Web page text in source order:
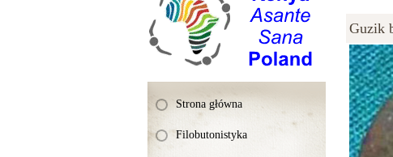
Strona główna
Filobutonistyka
Guzik